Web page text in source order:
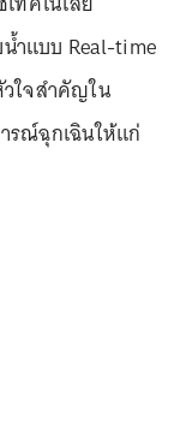
ำแบบ Real-time
ใจสำคัญใน
รณ์ฉุกเฉินให้แก่